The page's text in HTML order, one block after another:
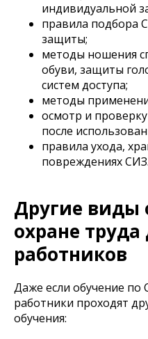
индивидуальной
правила подбора
защиты;
методы ношения
обуви, защиты
систем доступа;
методы
осмотр и
после
правила ухода,
повреждениях СИЗ.
Другие виды
охране
работников
Даже если обучение по
работники проходят
обучения: